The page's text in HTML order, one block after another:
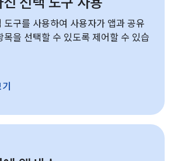
도구를 사용하여 사용자가 앱과 공유
목을 선택할 수 있도록 제어할 수 있습